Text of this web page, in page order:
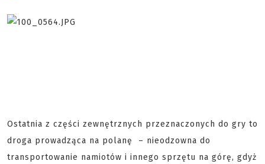
Ostatnia z części zewnętrznych przeznaczonych do gry to
droga prowadząca na polanę – nieodzowna do
transportowanie namiotów i innego sprzętu na górę, gdyż